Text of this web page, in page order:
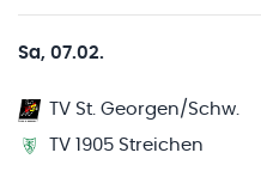
Sa, 07.02.
TV St. Georgen/Schw.
TV 1905 Streichen